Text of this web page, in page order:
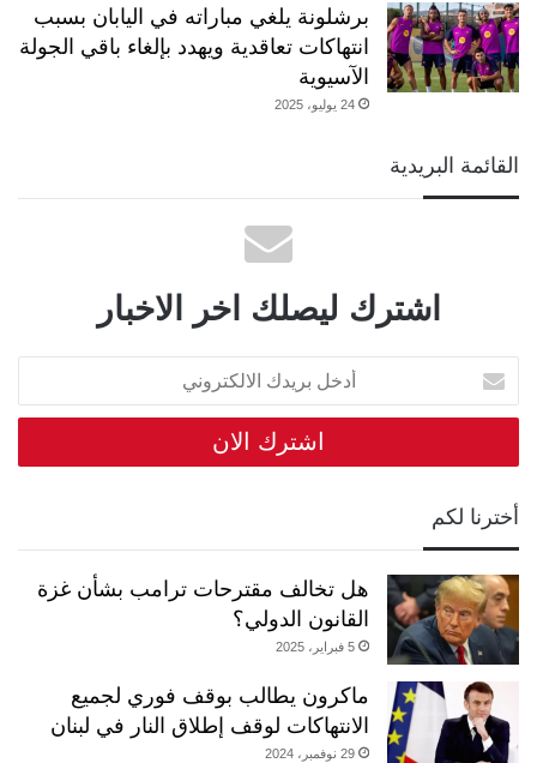
برشلونة يلغي مباراته في اليابان بسبب
انتهاكات تعاقدية ويهدد بإلغاء باقي الجولة
الآسيوية
24 يوليو، 2025
القائمة البريدية
اشترك ليصلك اخر الاخبار
أدخل
بريدك
الالكتروني
أخترنا لكم
هل تخالف مقترحات ترامب بشأن غزة
القانون الدولي؟
5 فبراير، 2025
ماكرون يطالب بوقف فوري لجميع
الانتهاكات لوقف إطلاق النار في لبنان
29 نوفمبر، 2024